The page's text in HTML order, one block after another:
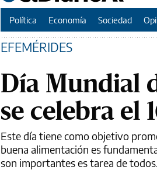
Política Economía Sociedad
EFEMÉRIDES
Día Mundial
se celebra el
Este día tiene como objetivo
buena alimentación es
son importantes es tarea de todos.